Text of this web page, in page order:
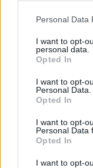
Please note that
not limited to your
grant or deny
use your data for
consent section.
Personal Data
I want to opt-
personal data.
Opted In
I want to opt-
Personal Data.
Opted In
I want to opt-
Personal Data
Opted In
I want to opt-
για να
υποδομές ICT.
δεσμευτεί να
υποδομών ICT
Στο επίπεδο των